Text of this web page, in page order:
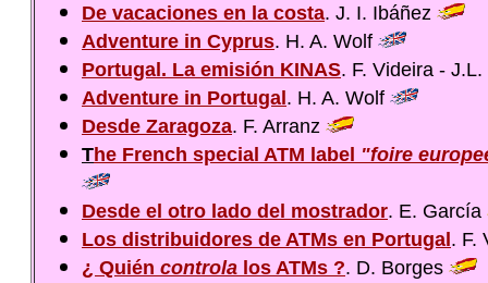
De vacaciones en la costa. J. I. Ibáñez
Adventure in Cyprus. H. A. Wolf
Portugal. La emisión KINAS. F. Videira -
Adventure in Portugal. H. A. Wolf
Desde Zaragoza. F. Arranz
The French special ATM label "foire
Desde el otro lado del mostrador. E. García
Los distribuidores de ATMs en Portugal. F.
¿ Quién controla los ATMs ?. D. Borges